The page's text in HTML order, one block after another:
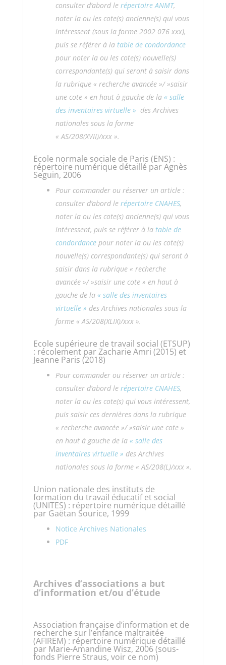
consulter d’abord le répertoire ANMT,
noter la ou les cote(s) ancienne(s) qui vous
intéressent (sous la forme 2002 076 xxx),
puis se référer à la table de condordance
pour noter la ou les cote(s) nouvelle(s)
correspondante(s) qui seront à saisir dans
la rubrique « recherche avancée »/ »saisir
une cote » en haut à gauche de la « salle
des inventaires virtuelle » des Archives
nationales sous la forme
« AS/208(XVII)/xxx ».
Ecole normale sociale de Paris (ENS) :
répertoire numérique détaillé par Agnès
Seguin, 2006
Pour commander ou réserver un article :
consulter d’abord le répertoire CNAHES,
noter la ou les cote(s) ancienne(s) qui vous
intéressent, puis se référer à la table de
condordancepour noter la ou les cote(s)
nouvelle(s) correspondante(s) qui seront à
saisir dans la rubrique « recherche
avancée »/ »saisir une cote » en haut à
gauche de la « salle des inventaires
virtuelle » des Archives nationales sous la
forme « AS/208(XLIX)/xxx ».
Ecole supérieure de travail social (ETSUP)
: récolement par Zacharie Amri (2015) et
Jeanne Paris (2018)
Pour commander ou réserver un article :
consulter d’abord le répertoire CNAHES,
noter la ou les cote(s) qui vous intéressent,
puis saisir ces dernières dans la rubrique
« recherche avancée »/ »saisir une cote »
en haut à gauche de la « salle des
inventaires virtuelle » des Archives
nationales sous la forme « AS/208(L)/xxx ».
Union nationale des instituts de
formation du travail éducatif et social
(UNITES) : répertoire numérique détaillé
par Gaëtan Sourice, 1999
Notice Archives Nationales
PDF
Archives d’associations a but
d’information et/ou d’étude
Association française d’information et de
recherche sur l’enfance maltraitée
(AFIREM) : répertoire numérique détaillé
par Marie-Amandine Wisz, 2006 (sous-
fonds Pierre Straus, voir ce nom)